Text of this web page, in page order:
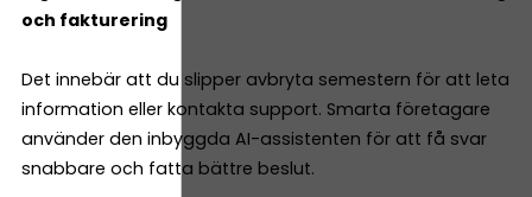
och fakturering
Det innebär att du slipper avbryta semestern för att leta
information eller kontakta support. Smarta företagare
använder den inbyggda AI-assistenten för att få svar
snabbare och fatta bättre beslut.